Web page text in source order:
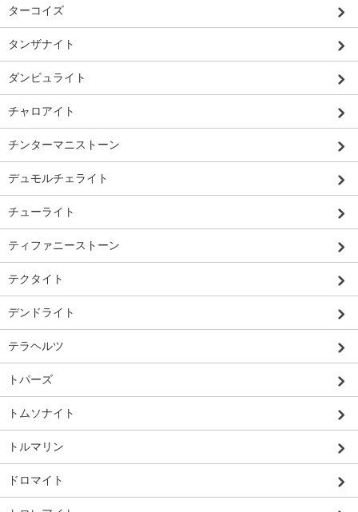
ターコイズ
タンザナイト
ダンビュライト
チャロアイト
チンターマニストーン
デュモルチェライト
チューライト
ティファニーストーン
テクタイト
デンドライト
テラヘルツ
トパーズ
トムソナイト
トルマリン
ドロマイト